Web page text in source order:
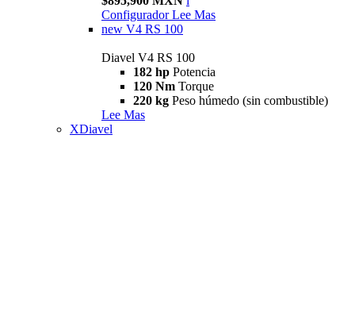
Configurador Lee Mas
new V4 RS 100
Diavel V4 RS 100
182 hp Potencia
120 Nm Torque
220 kg Peso húmedo (sin combustible)
Lee Mas
XDiavel